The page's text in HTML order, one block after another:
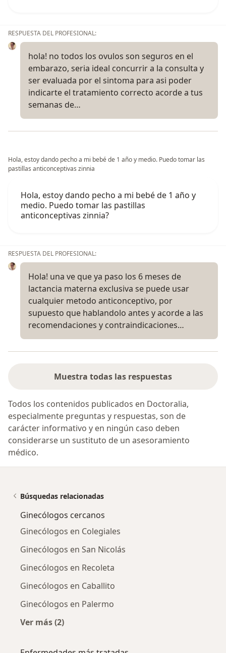
RESPUESTA DEL PROFESIONAL:
hola! no todos los ovulos son seguros en el
embarazo, seria ideal concurrir a la consulta y
ser evaluada por el sintoma para asi poder
indicarte el tratamiento correcto acorde a tus
semanas de…
Hola, estoy dando pecho a mi bebé de 1 año y medio. Puedo tomar las
pastillas anticonceptivas zinnia
Hola, estoy dando pecho a mi bebé de 1 año y
medio. Puedo tomar las pastillas
anticonceptivas zinnia?
RESPUESTA DEL PROFESIONAL:
Hola! una ve que ya paso los 6 meses de
lactancia materna exclusiva se puede usar
cualquier metodo anticonceptivo, por
supuesto que hablandolo antes y acorde a las
recomendaciones y contraindicaciones…
Muestra todas las respuestas
Todos los contenidos publicados en Doctoralia,
especialmente preguntas y respuestas, son de
carácter informativo y en ningún caso deben
considerarse un sustituto de un asesoramiento
médico.
Búsquedas relacionadas
Ginecólogos cercanos
Ginecólogos en Colegiales
Ginecólogos en San Nicolás
Ginecólogos en Recoleta
Ginecólogos en Caballito
Ginecólogos en Palermo
Ver más (2)